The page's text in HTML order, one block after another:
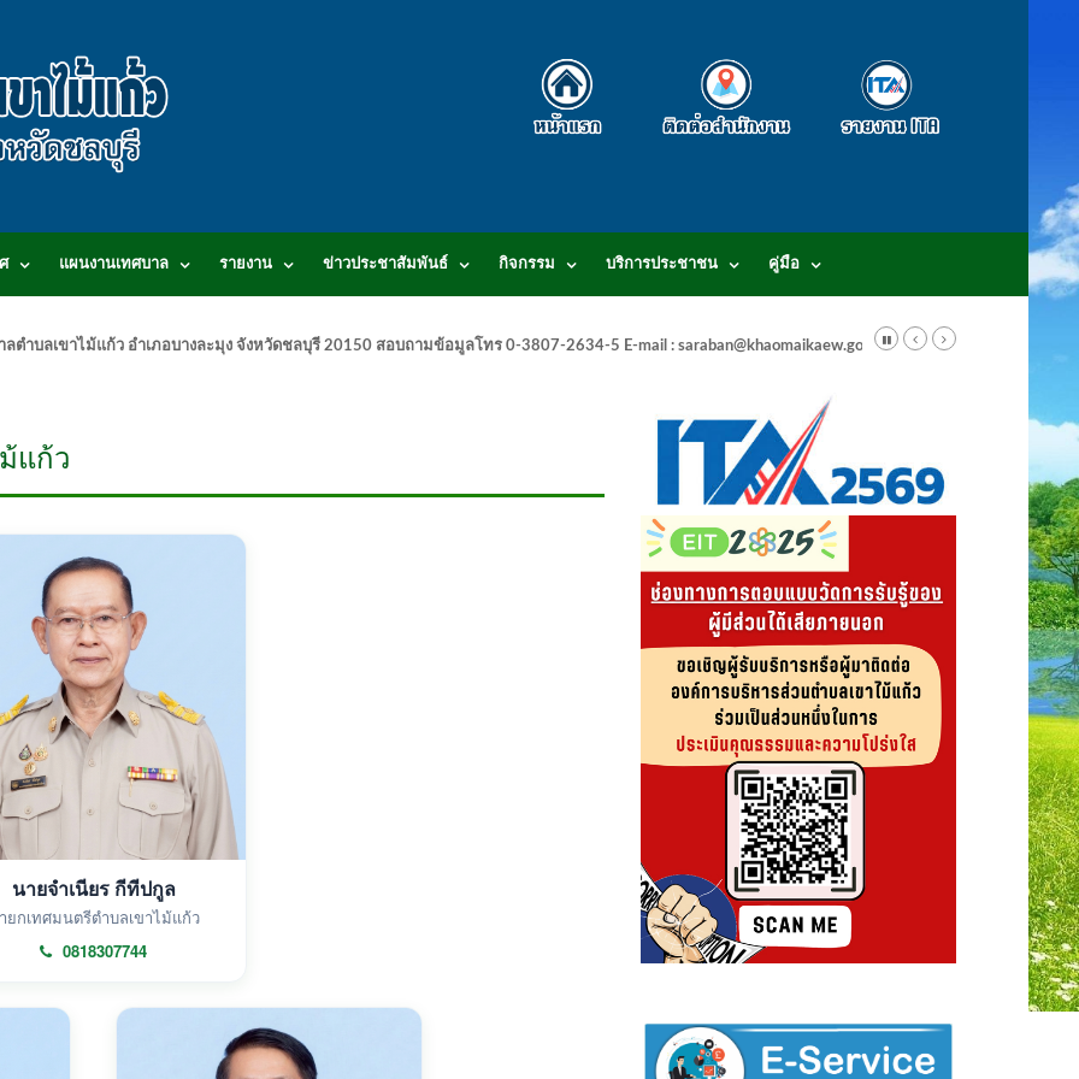
แผนงานเทศบาล รายงาน ข่าวประชาสัมพันธ์ กิจกรรม บริการประชาชน คู่มือ
ตำบลเขาไม้แก้ว อำเภอบางละมุง จังหวัดชลบุรี 20150 สอบถามข้อมูลโทร 0-3807-2634-5 E-mail : saraban@khaomaikaew.go.th
แก้ว
นายจำเนียร กีทีปกูล
ยกเทศมนตรีตำบลเขาไม้แก้ว
0818307744